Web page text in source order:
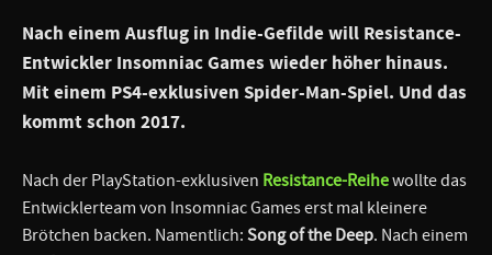
Nach einem Ausflug in Indie-Gefilde will Resistance-
Entwickler Insomniac Games wieder höher hinaus.
Mit einem PS4-exklusiven Spider-Man-Spiel. Und das
kommt schon 2017.
Nach der PlayStation-exklusiven Resistance-Reihewollte das
Entwicklerteam von Insomniac Games erst mal kleinere
Brötchen backen. Namentlich: Song of the Deep. Nach einem